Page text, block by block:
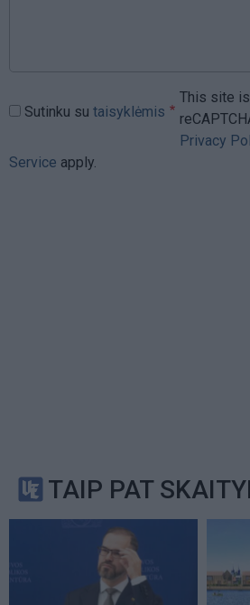
Sutinku su taisyklėmis
This site
Privacy
Service apply.
TAIP PAT